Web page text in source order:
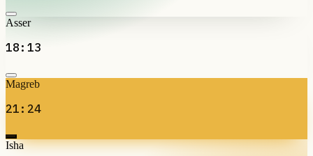
Asser
18:13
Magreb
21:24
Isha